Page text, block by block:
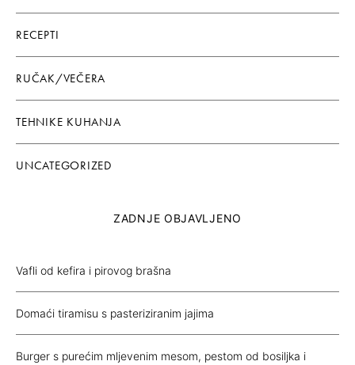
RECEPTI
RUČAK/VEČERA
TEHNIKE KUHANJA
UNCATEGORIZED
ZADNJE OBJAVLJENO
Vafli od kefira i pirovog brašna
Domaći tiramisu s pasteriziranim jajima
Burger s purećim mljevenim mesom, pestom od bosiljka i